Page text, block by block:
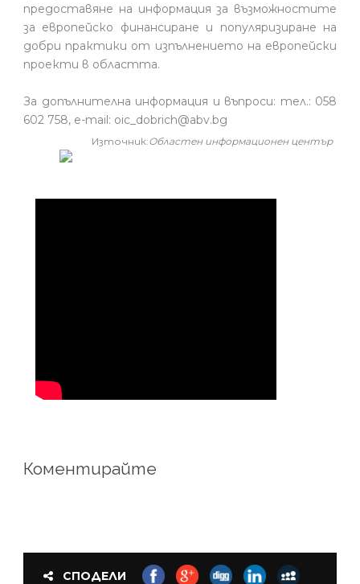
предоставяне на информация за възможностите
за европейско финансиране и популяризиране на
добри практики от изпълнението на европейски
проекти в областта.
За допълнителна информация и въпроси: тел.: 058
602 758, e-mail: oic_dobrich@abv.bg
Източник:Областен информационен център
Коментирайте
СПОДЕЛИ